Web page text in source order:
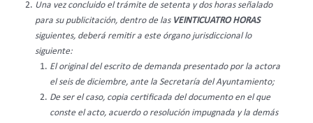
Una vez concluido el trámite de setenta y dos horas señalado
para su publicitación, dentro de las VEINTICUATRO HORAS
siguientes, deberá remitir a este órgano jurisdiccional lo
siguiente:
El original del escrito de demanda presentado por la actora
el seis de diciembre, ante la Secretaría del Ayuntamiento;
De ser el caso, copia certificada del documento en el que
conste el acto, acuerdo o resolución impugnada y la demás